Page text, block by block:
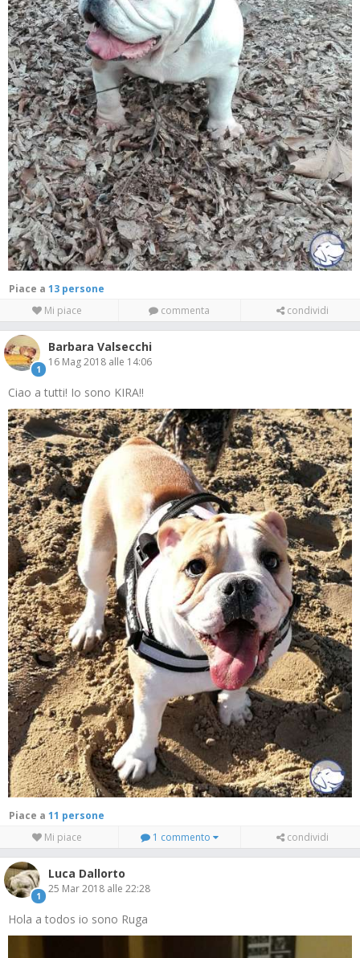
Piace a
13 persone
Mi piace
commenta condividi
1
Barbara Valsecchi
16 Mag 2018 alle 14:06
Ciao a tutti! Io sono KIRA!!
Piace a
11 persone
Mi piace
1 commento condividi
1
Luca Dallorto
25 Mar 2018 alle 22:28
Hola a todos io sono Ruga